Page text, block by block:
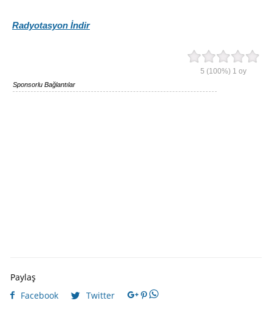
Radyotasyon İndir
5 (100%) 1 oy
Sponsorlu Bağlantılar
Paylaş
Facebook
Twitter